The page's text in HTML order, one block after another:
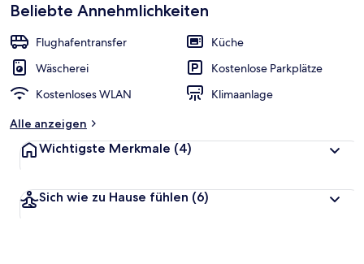
Beliebte Annehmlichkeiten
Flughafentransfer
Küche
Wäscherei
Kostenlose Parkplätze
Kostenloses WLAN
Klimaanlage
Alle anzeigen
Wichtigste Merkmale (4)
Sich wie zu Hause fühlen (6)